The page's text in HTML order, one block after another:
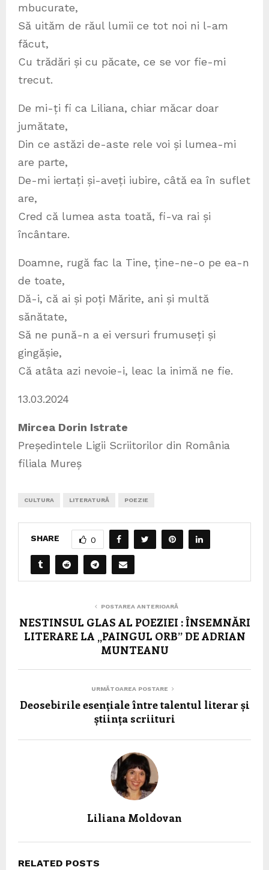
mbucurate,
Să uităm de răul lumii ce tot noi ni l-am
făcut,
Cu trădări și cu păcate, ce se vor fie-mi
trecut.
De mi-ți fi ca Liliana, chiar măcar doar
jumătate,
Din ce astăzi de-aste rele voi și lumea-mi
are parte,
De-mi iertați și-aveți iubire, câtă ea în suflet
are,
Cred că lumea asta toată, fi-va rai și
încântare.
Doamne, rugă fac la Tine, ține-ne-o pe ea-n
de toate,
Dă-i, că ai și poți Mărite, ani și multă
sănătate,
Să ne pună-n a ei versuri frumuseți și
gingășie,
Că atâta azi nevoie-i, leac la inimă ne fie.
13.03.2024
Mircea Dorin Istrate
Președintele Ligii Scriitorilor din România
filiala Mureș
CULTURA LITERATURĂ POEZIE
SHARE 0
POSTAREA ANTERIOARĂ
NESTINSUL GLAS AL POEZIEI : ÎNSEMNĂRI
LITERARE LA „PAINGUL ORB” DE ADRIAN
MUNTEANU
URMĂTOAREA POSTARE
Deosebirile esențiale între talentul literar și
știința scriituri
Liliana Moldovan
RELATED POSTS